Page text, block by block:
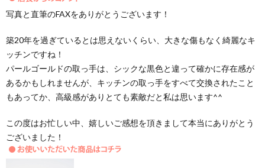
写真と直筆のFAXをありがとうございます！
築20年を過ぎているとは思えないくらい、大きな傷もなく綺麗なキ
ッチンですね！
パールゴールドの取っ手は、シックな黒色と違って確かに存在感が
あるかもしれませんが、キッチンの取っ手をすべて交換されたこと
もあってか、高級感がありとても素敵だと私は思います^^
この度はお忙しい中、嬉しいご感想を頂きまして本当にありがとう
ございました！